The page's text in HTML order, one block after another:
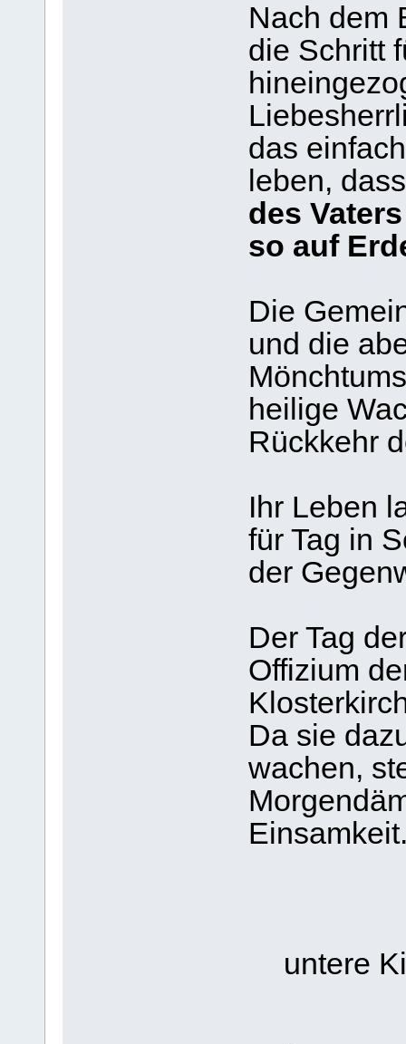
Nach dem
die Schritt
das
leben,
des
so auf
Die
und die
heilige
Rückkehr
Ihr Leben
für Tag in
der
Der Tag
Offizium
Da sie
wachen,
untere